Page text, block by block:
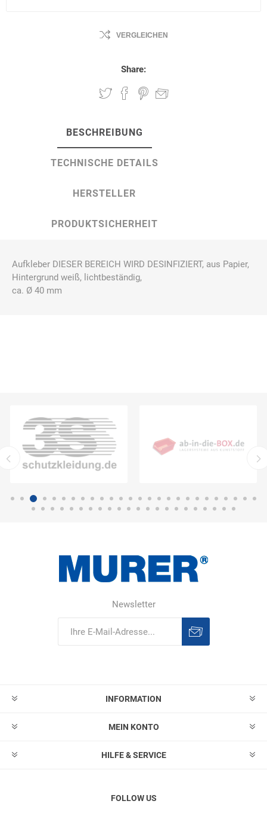
VERGLEICHEN
Share:
BESCHREIBUNG
TECHNISCHE DETAILS
HERSTELLER
PRODUKTSICHERHEIT
Aufkleber DIESER BEREICH WIRD DESINFIZIERT, aus Papier,
Hintergrund weiß, lichtbeständig,
ca. Ø 40 mm
Newsletter
INFORMATION
MEIN KONTO
HILFE & SERVICE
FOLLOW US